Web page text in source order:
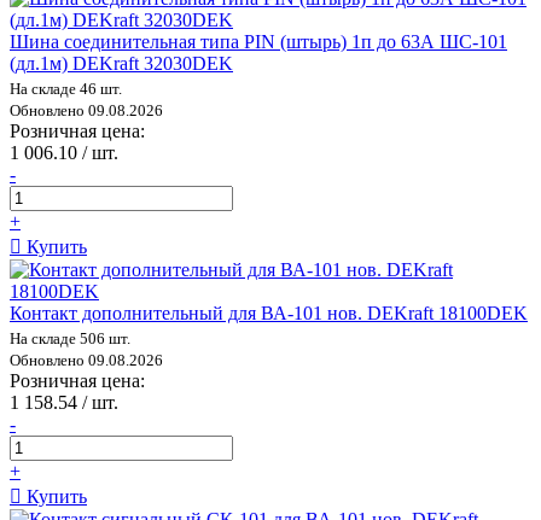
Шина соединительная типа PIN (штырь) 1п до 63А ШС-101
(дл.1м) DEKraft 32030DEK
На складе 46 шт.
Обновлено 09.08.2026
Розничная цена:
1 006.10 / шт.
-
+
Купить
Контакт дополнительный для ВА-101 нов. DEKraft 18100DEK
На складе 506 шт.
Обновлено 09.08.2026
Розничная цена:
1 158.54 / шт.
-
+
Купить